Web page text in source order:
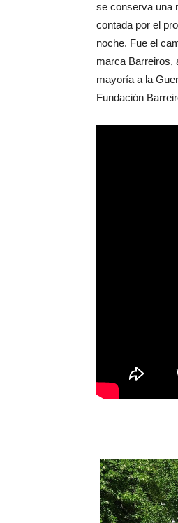
se conserva una
contada por el
noche. Fue el
marca Barreiros,
mayoría a la
Fundación